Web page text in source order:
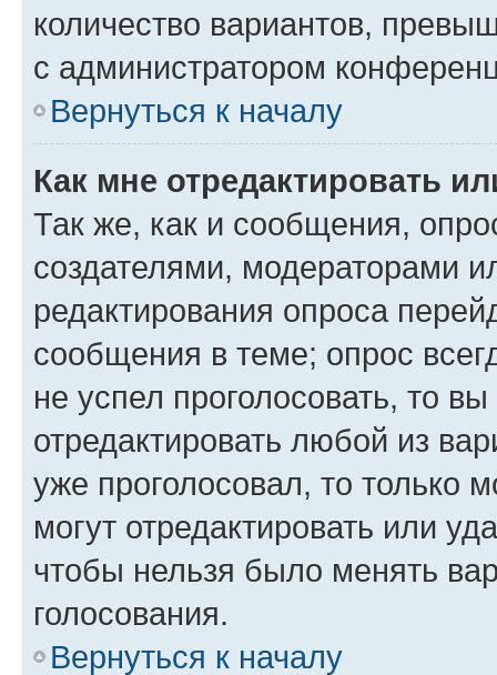
количество вариантов,
с администратором
Вернуться к началу
Как мне отредактировать
Так же, как и сообщения,
создателями, модераторами
редактирования опроса
сообщения в теме; опрос
не успел проголосовать, то
отредактировать любой из
уже проголосовал, то только
могут отредактировать или
чтобы нельзя было менять
голосования.
Вернуться к началу